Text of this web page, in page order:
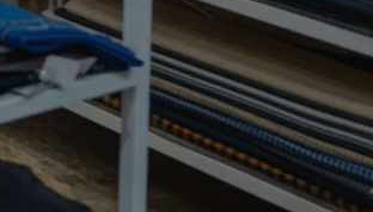
よくある質問
お知らせ
コンテンツ
プライバシーポリシー